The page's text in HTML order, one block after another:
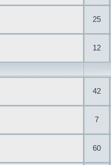
25
12
42
7
60